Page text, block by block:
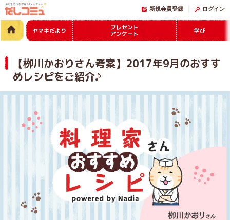
新規会員登録 ログイン
ヤマキだより
プレゼント
アンケート
学び
【栁川かおりさん考案】2017年9月のおすす
めレシピをご紹介♪